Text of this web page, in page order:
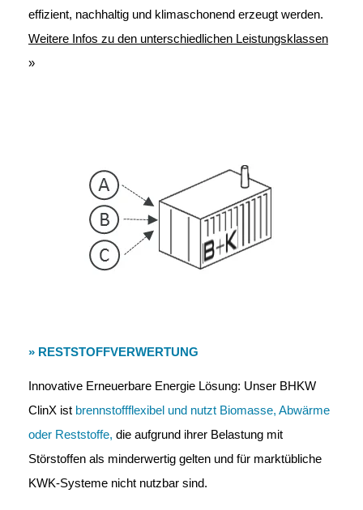
effizient, nachhaltig und klimaschonend erzeugt werden.
Weitere Infos zu den unterschiedlichen Leistungsklassen
»
» RESTSTOFFVERWERTUNG
Innovative Erneuerbare Energie Lösung: Unser BHKW
ClinX ist brennstoffflexibel und nutzt Biomasse, Abwärme
oder Reststoffe, die aufgrund ihrer Belastung mit
Störstoffen als minderwertig gelten und für marktübliche
KWK-Systeme nicht nutzbar sind.